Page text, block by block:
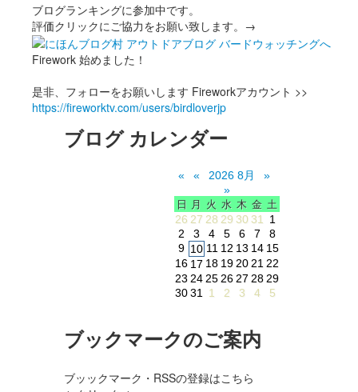
ブログランキングに参加中です。
評価クリックにご協力をお願い致します。→
Firework 始めました！
是非、フォローをお願いします Fireworkアカウント >>
https://fireworktv.com/users/birdloverjp
ブログ カレンダー
« « 2026 8月
»
»
日 月 火 水 木 金 土
26 27 28 29 30 31
1
2
3 4 5 6 7
8
9 10 11 12 13 14 15
16 17 18 19 20 21 22
23 24 25 26 27 28 29
3031 1 2 3 4 5
ブックマークのご案内
ブッックマーク・RSSの登録はこちら